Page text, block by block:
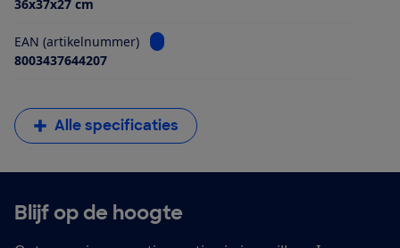
36x37x27 cm
EAN (artikelnummer)
Bekijk informatie voor EAN
8003437644207
Alle specificaties
Blijf op de hoogte